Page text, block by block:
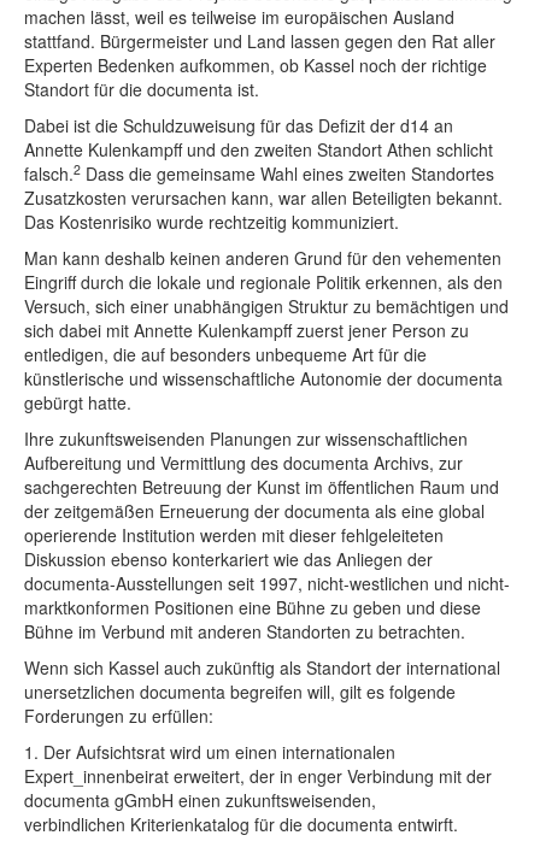
machen lässt, weil es teilweise im europäischen Ausland
stattfand. Bürgermeister und Land lassen gegen den Rat aller
Experten Bedenken aufkommen, ob Kassel noch der richtige
Standort für die documenta ist.
Dabei ist die Schuldzuweisung für das Defizit der d14 an
Annette Kulenkampff und den zweiten Standort Athen schlicht
falsch.2 Dass die gemeinsame Wahl eines zweiten Standortes
Zusatzkosten verursachen kann, war allen Beteiligten bekannt.
Das Kostenrisiko wurde rechtzeitig kommuniziert.
Man kann deshalb keinen anderen Grund für den vehementen
Eingriff durch die lokale und regionale Politik erkennen, als den
Versuch, sich einer unabhängigen Struktur zu bemächtigen und
sich dabei mit Annette Kulenkampff zuerst jener Person zu
entledigen, die auf besonders unbequeme Art für die
künstlerische und wissenschaftliche Autonomie der documenta
gebürgt hatte.
Ihre zukunftsweisenden Planungen zur wissenschaftlichen
Aufbereitung und Vermittlung des documenta Archivs, zur
sachgerechten Betreuung der Kunst im öffentlichen Raum und
der zeitgemäßen Erneuerung der documenta als eine global
operierende Institution werden mit dieser fehlgeleiteten
Diskussion ebenso konterkariert wie das Anliegen der
documenta-Ausstellungen seit 1997, nicht-westlichen und nicht-
marktkonformen Positionen eine Bühne zu geben und diese
Bühne im Verbund mit anderen Standorten zu betrachten.
Wenn sich Kassel auch zukünftig als Standort der international
unersetzlichen documenta begreifen will, gilt es folgende
Forderungen zu erfüllen:
1. Der Aufsichtsrat wird um einen internationalen
Expert_innenbeirat erweitert, der in enger Verbindung mit der
documenta gGmbH einen zukunftsweisenden,
verbindlichen Kriterienkatalog für die documenta entwirft.